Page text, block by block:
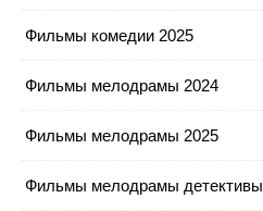
Фильмы комедии 2025
Фильмы мелодрамы 2024
Фильмы мелодрамы 2025
Фильмы мелодрамы детективы